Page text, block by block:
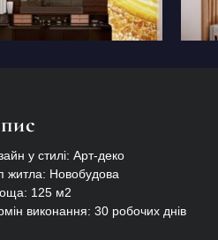
у стилі: Арт-деко
житла: Новобудова
125 м2
виконання: 30 робочих днів